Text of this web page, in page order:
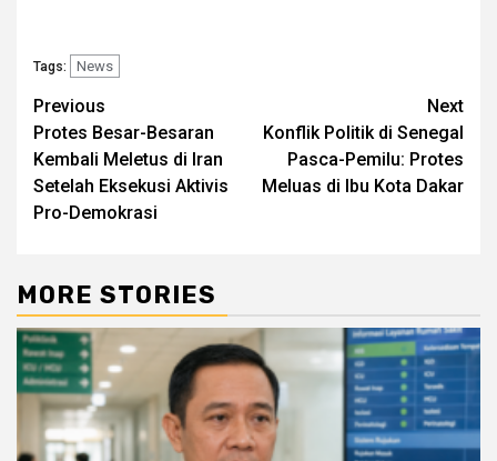
Tags: News
Post
navigation
Previous
Protes Besar-Besaran
Kembali Meletus di Iran
Setelah Eksekusi Aktivis
Pro-Demokrasi
Next
Konflik Politik di Senegal
Pasca-Pemilu: Protes
Meluas di Ibu Kota Dakar
MORE STORIES